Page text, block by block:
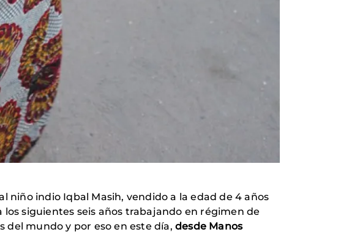
niño indio Iqbal Masih, vendido a la edad de 4 años
siguientes seis años trabajando en régimen de
del mundo y por eso en este día,desde Manos